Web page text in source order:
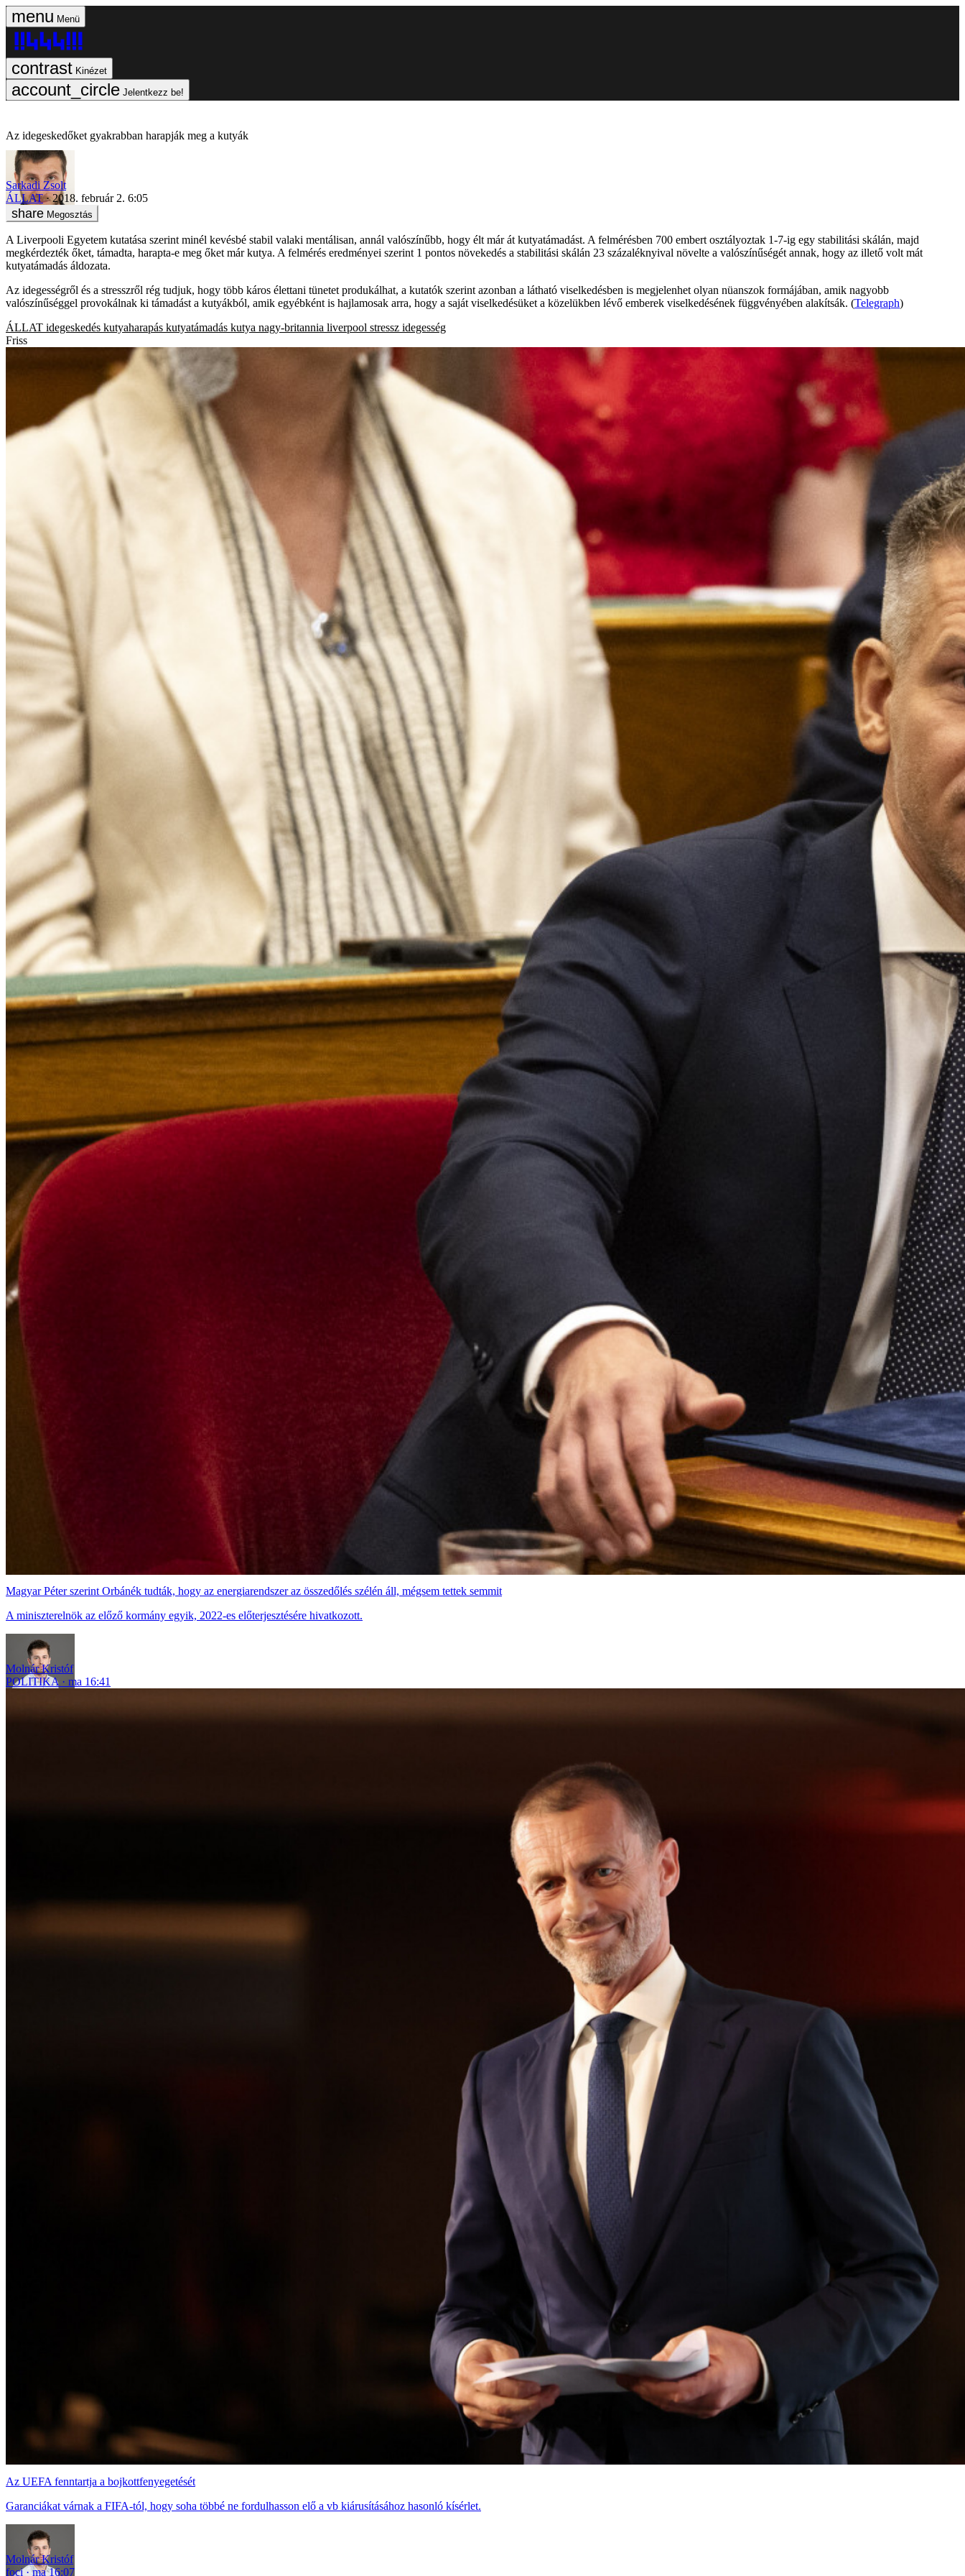
Menü
Kinézet
Jelentkezz be!
Az idegeskedőket gyakrabban harapják meg a kutyák
Sarkadi Zsolt
ÁLLAT
2018. február 2. 6:05
Megosztás
A Liverpooli Egyetem kutatása szerint minél kevésbé stabil valaki mentálisan, annál valószínűbb, hogy élt már át kutyatámadást. A felmérésben 700 embert osztályoztak 1-7-ig egy stabilitási skálán, majd
megkérdezték őket, támadta, harapta-e meg őket már kutya. A felmérés eredményei szerint 1 pontos növekedés a stabilitási skálán 23 százaléknyival növelte a valószínűségét annak, hogy az illető volt mát
kutyatámadás áldozata.
Az idegességről és a stresszről rég tudjuk, hogy több káros élettani tünetet produkálhat, a kutatók szerint azonban a látható viselkedésben is megjelenhet olyan nüanszok formájában, amik nagyobb
valószínűséggel provokálnak ki támadást a kutyákból, amik egyébként is hajlamosak arra, hogy a saját viselkedésüket a közelükben lévő emberek viselkedésének függvényében alakítsák. (Telegraph)
ÁLLAT idegeskedés kutyaharapás kutyatámadás kutya nagy-britannia liverpool stressz idegesség
Friss
Magyar Péter szerint Orbánék tudták, hogy az energiarendszer az összedőlés szélén áll, mégsem tettek semmit
A miniszterelnök az előző kormány egyik, 2022-es előterjesztésére hivatkozott.
Molnár Kristóf
POLITIKA
ma 16:41
Az UEFA fenntartja a bojkottfenyegetését
Garanciákat várnak a FIFA-tól, hogy soha többé ne fordulhasson elő a vb kiárusításához hasonló kísérlet.
Molnár Kristóf
foci
ma 16:07